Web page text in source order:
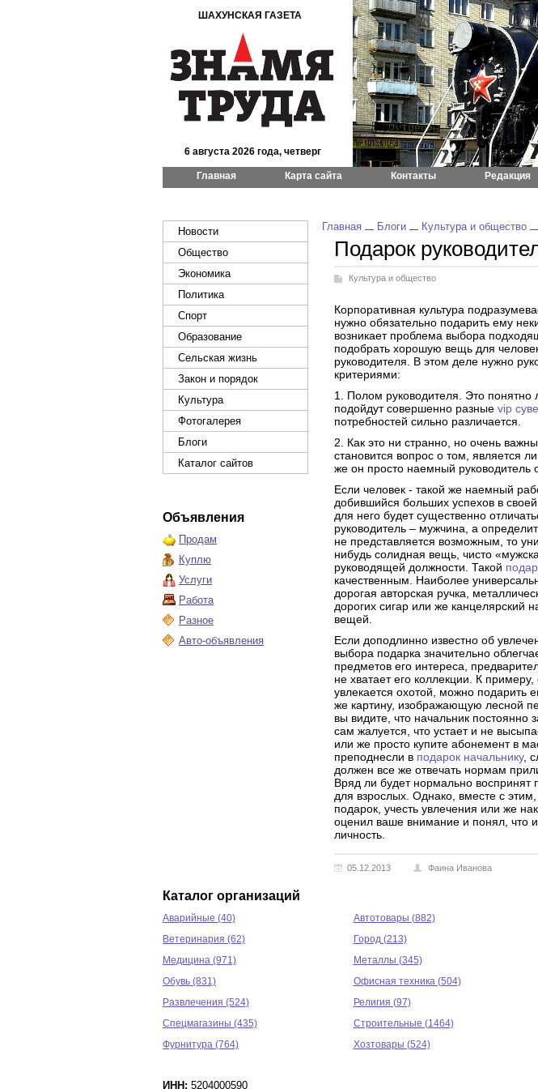
ШАХУНСКАЯ ГАЗЕТА
6 августа 2026 года, четверг
Главная Карта сайта Контакты Редакция
Новости
Общество
Экономика
Политика
Спорт
Образование
Сельская жизнь
Закон и порядок
Культура
Фотогалерея
Блоги
Каталог сайтов
Объявления
Продам
Куплю
Услуги
Работа
Разное
Авто-объявления
Главная Блоги Культура и общество
Подарок
Культура и общество
Корпоративная культура
нужно обязательно подарить ему
возникает проблема выбора
подобрать хорошую вещь для
руководителя. В этом деле нужно
критериями:
1. Полом руководителя. Это
подойдут совершенно разные vip
потребностей сильно различается.
2. Как это ни странно, но очень
становится вопрос о том, является
же он просто наемный руководитель
Если человек - такой же наемный
добившийся больших успехов в
для него будет существенно
руководитель – мужчина, а
не представляется возможным, то
нибудь солидная вещь, чисто
руководящей должности. Такой
качественным. Наиболее
дорогая авторская ручка,
дорогих сигар или же канцелярский
вещей.
Если доподлинно известно об
выбора подарка значительно
предметов его интереса,
не хватает его коллекции. К
увлекается охотой, можно подарить
же картину, изображающую лесной
вы видите, что начальник постоянно
сам жалуется, что устает и не
или же просто купите абонемент в
преподнесли в подарок начальнику,
должен все же отвечать нормам
Вряд ли будет нормально воспринят
для взрослых. Однако, вместе с
подарок, учесть увлечения или же
оценил ваше внимание и понял, что
личность.
05.12.2013 Фаина Иванова
Каталог организаций
Аварийные (40) Автотовары (882)
Ветеринария (62)
Город (213)
Медицина (971)
Металлы (345)
Обувь (831)
Офисная техника (504)
Развлечения (524)
Религия (97)
Спецмагазины (435)
Строительные (1464)
Фурнитура (764)
Хозтовары (524)
ИНН: 5204000590